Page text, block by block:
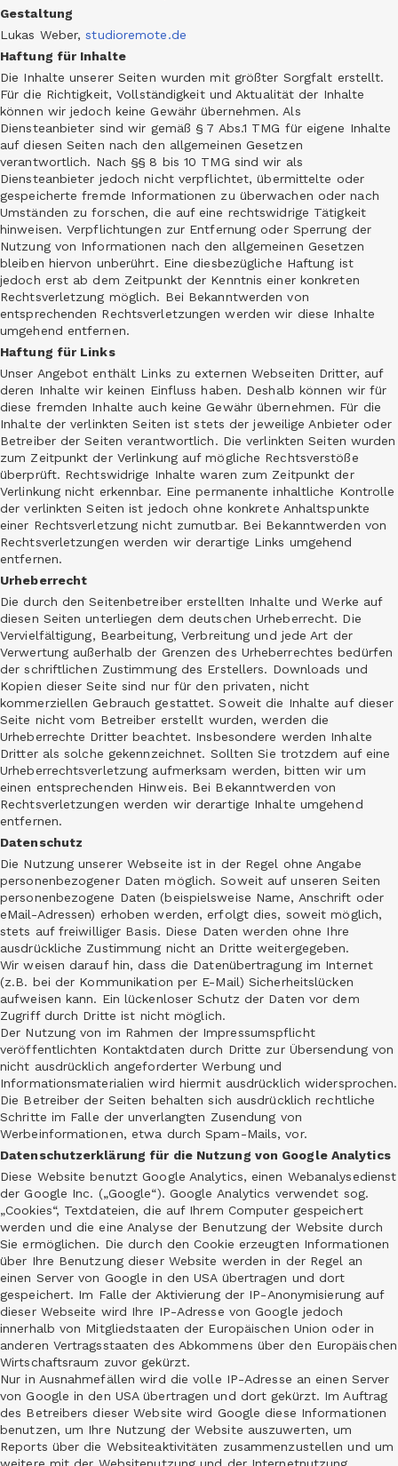
Gestaltung
Lukas Weber,studioremote.de
Haftung für Inhalte
Die Inhalte unserer Seiten wurden mit größter Sorgfalt erstellt.
Für die Richtigkeit, Vollständigkeit und Aktualität der Inhalte
können wir jedoch keine Gewähr übernehmen. Als
Diensteanbieter sind wir gemäß § 7 Abs.1 TMG für eigene Inhalte
auf diesen Seiten nach den allgemeinen Gesetzen
verantwortlich. Nach §§ 8 bis 10 TMG sind wir als
Diensteanbieter jedoch nicht verpflichtet, übermittelte oder
gespeicherte fremde Informationen zu überwachen oder nach
Umständen zu forschen, die auf eine rechtswidrige Tätigkeit
hinweisen. Verpflichtungen zur Entfernung oder Sperrung der
Nutzung von Informationen nach den allgemeinen Gesetzen
bleiben hiervon unberührt. Eine diesbezügliche Haftung ist
jedoch erst ab dem Zeitpunkt der Kenntnis einer konkreten
Rechtsverletzung möglich. Bei Bekanntwerden von
entsprechenden Rechtsverletzungen werden wir diese Inhalte
umgehend entfernen.
Haftung für Links
Unser Angebot enthält Links zu externen Webseiten Dritter, auf
deren Inhalte wir keinen Einfluss haben. Deshalb können wir für
diese fremden Inhalte auch keine Gewähr übernehmen. Für die
Inhalte der verlinkten Seiten ist stets der jeweilige Anbieter oder
Betreiber der Seiten verantwortlich. Die verlinkten Seiten wurden
zum Zeitpunkt der Verlinkung auf mögliche Rechtsverstöße
überprüft. Rechtswidrige Inhalte waren zum Zeitpunkt der
Verlinkung nicht erkennbar. Eine permanente inhaltliche Kontrolle
der verlinkten Seiten ist jedoch ohne konkrete Anhaltspunkte
einer Rechtsverletzung nicht zumutbar. Bei Bekanntwerden von
Rechtsverletzungen werden wir derartige Links umgehend
entfernen.
Urheberrecht
Die durch den Seitenbetreiber erstellten Inhalte und Werke auf
diesen Seiten unterliegen dem deutschen Urheberrecht. Die
Vervielfältigung, Bearbeitung, Verbreitung und jede Art der
Verwertung außerhalb der Grenzen des Urheberrechtes bedürfen
der schriftlichen Zustimmung des Erstellers. Downloads und
Kopien dieser Seite sind nur für den privaten, nicht
kommerziellen Gebrauch gestattet. Soweit die Inhalte auf dieser
Seite nicht vom Betreiber erstellt wurden, werden die
Urheberrechte Dritter beachtet. Insbesondere werden Inhalte
Dritter als solche gekennzeichnet. Sollten Sie trotzdem auf eine
Urheberrechtsverletzung aufmerksam werden, bitten wir um
einen entsprechenden Hinweis. Bei Bekanntwerden von
Rechtsverletzungen werden wir derartige Inhalte umgehend
entfernen.
Datenschutz
Die Nutzung unserer Webseite ist in der Regel ohne Angabe
personenbezogener Daten möglich. Soweit auf unseren Seiten
personenbezogene Daten (beispielsweise Name, Anschrift oder
eMail-Adressen) erhoben werden, erfolgt dies, soweit möglich,
stets auf freiwilliger Basis. Diese Daten werden ohne Ihre
ausdrückliche Zustimmung nicht an Dritte weitergegeben.
Wir weisen darauf hin, dass die Datenübertragung im Internet
(z.B. bei der Kommunikation per E-Mail) Sicherheitslücken
aufweisen kann. Ein lückenloser Schutz der Daten vor dem
Zugriff durch Dritte ist nicht möglich.
Der Nutzung von im Rahmen der Impressumspflicht
veröffentlichten Kontaktdaten durch Dritte zur Übersendung von
nicht ausdrücklich angeforderter Werbung und
Informationsmaterialien wird hiermit ausdrücklich widersprochen.
Die Betreiber der Seiten behalten sich ausdrücklich rechtliche
Schritte im Falle der unverlangten Zusendung von
Werbeinformationen, etwa durch Spam-Mails, vor.
Datenschutzerklärung für die Nutzung von Google Analytics
Diese Website benutzt Google Analytics, einen Webanalysedienst
der Google Inc. („Google“). Google Analytics verwendet sog.
„Cookies“, Textdateien, die auf Ihrem Computer gespeichert
werden und die eine Analyse der Benutzung der Website durch
Sie ermöglichen. Die durch den Cookie erzeugten Informationen
über Ihre Benutzung dieser Website werden in der Regel an
einen Server von Google in den USA übertragen und dort
gespeichert. Im Falle der Aktivierung der IP-Anonymisierung auf
dieser Webseite wird Ihre IP-Adresse von Google jedoch
innerhalb von Mitgliedstaaten der Europäischen Union oder in
anderen Vertragsstaaten des Abkommens über den Europäischen
Wirtschaftsraum zuvor gekürzt.
Nur in Ausnahmefällen wird die volle IP-Adresse an einen Server
von Google in den USA übertragen und dort gekürzt. Im Auftrag
des Betreibers dieser Website wird Google diese Informationen
benutzen, um Ihre Nutzung der Website auszuwerten, um
Reports über die Websiteaktivitäten zusammenzustellen und um
weitere mit der Websitenutzung und der Internetnutzung